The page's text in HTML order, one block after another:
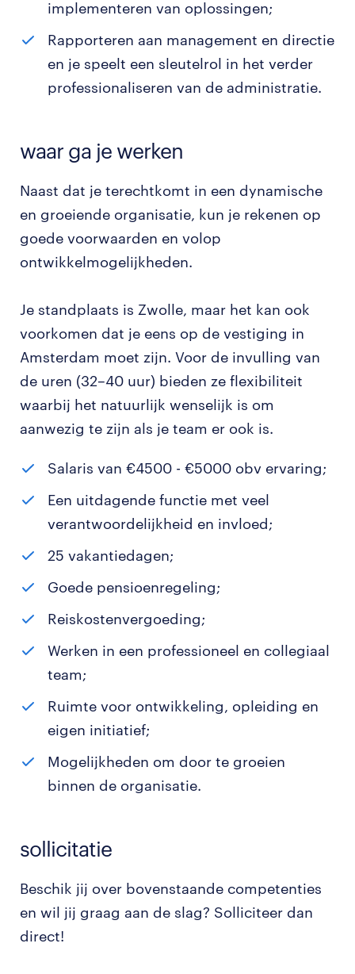
implementeren van oplossingen;
Rapporteren aan management en directie
en je speelt een sleutelrol in het verder
professionaliseren van de administratie.
waar ga je werken
Naast dat je terechtkomt in een dynamische
en groeiende organisatie, kun je rekenen op
goede voorwaarden en volop
ontwikkelmogelijkheden.
Je standplaats is Zwolle, maar het kan ook
voorkomen dat je eens op de vestiging in
Amsterdam moet zijn. Voor de invulling van
de uren (32–40 uur) bieden ze flexibiliteit
waarbij het natuurlijk wenselijk is om
aanwezig te zijn als je team er ook is.
Salaris van €4500 - €5000 obv ervaring;
Een uitdagende functie met veel
verantwoordelijkheid en invloed;
25 vakantiedagen;
Goede pensioenregeling;
Reiskostenvergoeding;
Werken in een professioneel en collegiaal
team;
Ruimte voor ontwikkeling, opleiding en
eigen initiatief;
Mogelijkheden om door te groeien
binnen de organisatie.
sollicitatie
Beschik jij over bovenstaande competenties
en wil jij graag aan de slag? Solliciteer dan
direct!